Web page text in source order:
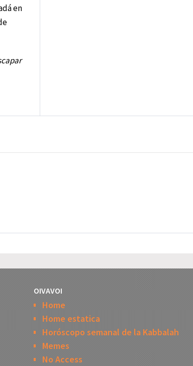
en
OIVAVOI
Home
Home estatica
Horóscopo semanal de la Kabbalah
Memes
No Access